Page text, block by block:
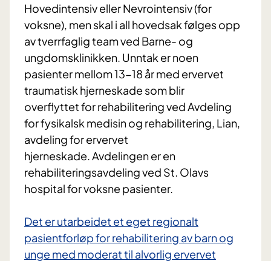
Hovedintensiv eller Nevrointensiv (for
voksne), men skal i all hovedsak følges opp
av tverrfaglig team ved Barne- og
ungdomsklinikken. Unntak er noen
pasienter mellom 13-18 år med ervervet
traumatisk hjerneskade som blir
overflyttet for rehabilitering ved Avdeling
for fysikalsk medisin og rehabilitering, Lian,
avdeling for ervervet
hjerneskade. Avdelingen er en
rehabiliteringsavdeling ved St. Olavs
hospital for voksne pasienter.
Det er utarbeidet et eget regionalt
pasientforløp for rehabilitering av barn og
unge med moderat til alvorlig ervervet